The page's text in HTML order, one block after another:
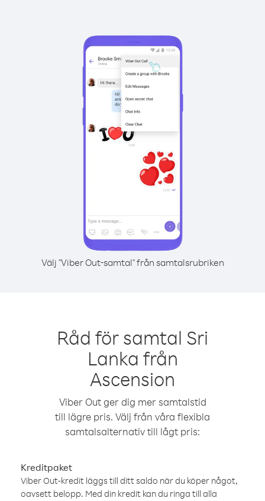
Välj "Viber Out-samtal" från samtalsrubriken
Råd för samtal Sri
Lanka från
Ascension
Viber Out ger dig mer samtalstid
till lägre pris. Välj från våra flexibla
samtalsalternativ till lågt pris:
Kreditpaket
Viber Out-kredit läggs till ditt saldo när du köper något,
oavsett belopp. Med din kredit kan du ringa till alla